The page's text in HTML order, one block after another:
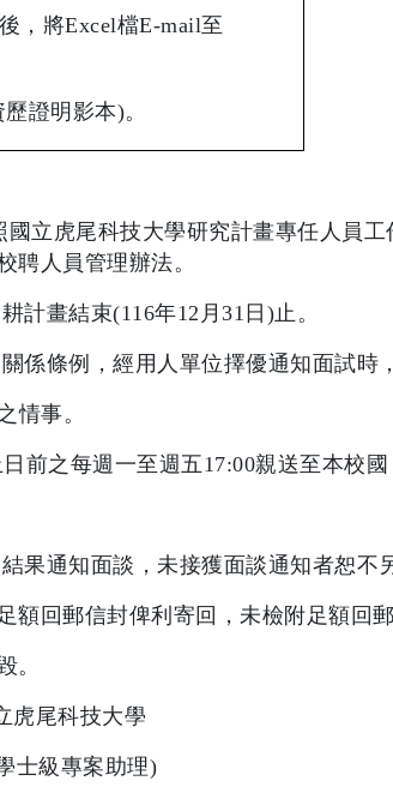
，將Excel檔E-mail至
證明影本)。
國立虎尾科技大學研究計畫專任人員
聘人員管理辦法。
計畫結束(116年12 月 31 日 )止。
係條例，經用人單位擇優通知面試時，
情事。
前之每週一至週五17:00親送至本校國
果通知面談，未接獲面談通知者恕不
額回郵信封俾利寄回，未檢附足額回郵
。
虎尾科技大學
士級專案助理)